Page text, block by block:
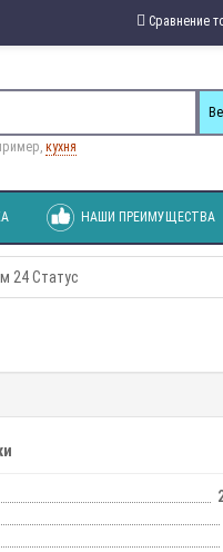
Сравнение
кухня
НАШИ ПРЕИМУЩЕСТВА
24 Статус